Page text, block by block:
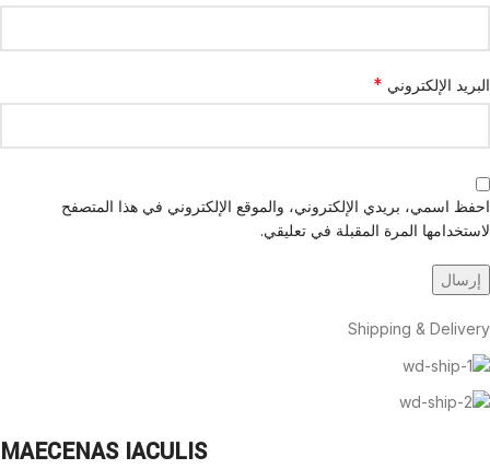
البريد الإلكتروني *
احفظ اسمي، بريدي الإلكتروني، والموقع الإلكتروني في هذا المتصفح
لاستخدامها المرة المقبلة في تعليقي.
Shipping & Delivery
MAECENAS IACULIS